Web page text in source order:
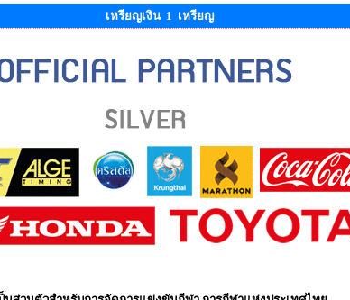
เหรียญเงิน 1 เหรียญ